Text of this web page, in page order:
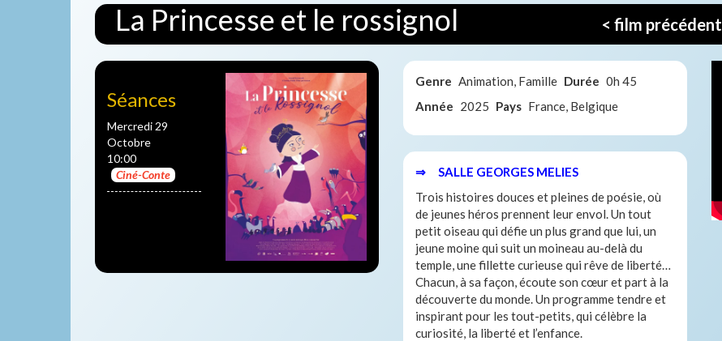
La Princesse et le rossignol < film précédent
Séances
Mercredi 29
Octobre
10:00
Ciné-Conte
Genre Animation, Famille Durée 0h 45
Année 2025 Pays France, Belgique
⇒ SALLE GEORGES MELIES
Trois histoires douces et pleines de poésie, où
de jeunes héros prennent leur envol. Un tout
petit oiseau qui défie un plus grand que lui, un
jeune moine qui suit un moineau au-delà du
temple, une fillette curieuse qui rêve de liberté…
Chacun, à sa façon, écoute son cœur et part à la
découverte du monde. Un programme tendre et
inspirant pour les tout-petits, qui célèbre la
curiosité, la liberté et l’enfance.